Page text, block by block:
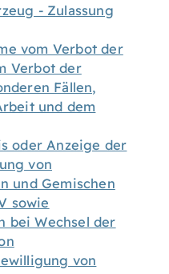
- Zulassung
vom Verbot der
Verbot der
Fällen,
und dem
oder Anzeige der
von
und Gemischen
sowie
bei Wechsel der
von